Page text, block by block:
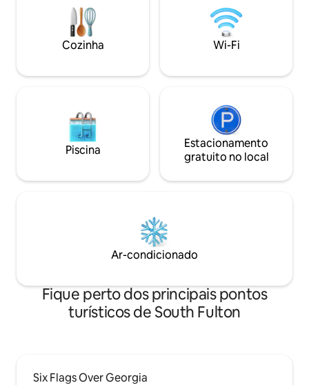
internet rápida e escritório/impressora.
🛏️ Acomoda 10 pessoas 🎮 Loft com
fliperama 🪵 Pisos de madeira natural ⚡
1‑Gig Wi‑Fi 🖥️ Escritório + Impressora 🍳
Estacionamento gratuito
maioria dos
melhor que
que se contentar
hotel quando
Atlanta. Sem
Cozinha Wi-Fi
Piscina
Estacionamento
gratuito no local
Ar-condicionado
Fique perto dos principais pontos
turísticos de South Fulton
Six Flags Over Georgia